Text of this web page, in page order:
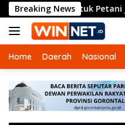
Langsung
ke
konten
Breaking News
Petani Jagung
Home Daerah Nasional